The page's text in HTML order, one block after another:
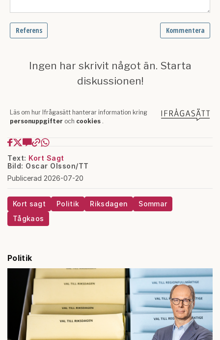
Text: Kort Sagt
Bild: Oscar Olsson/TT
Publicerad 2026-07-20
Kort sagt Politik Riksdagen
Sommar
Tågkaos
Politik